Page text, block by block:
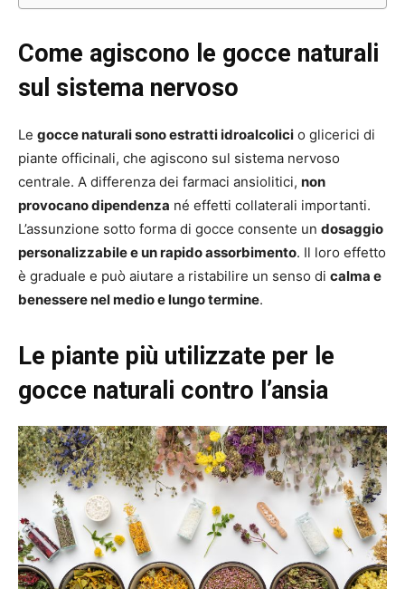
Come agiscono le gocce naturali
sul sistema nervoso
Le gocce naturali sono estratti idroalcolici o glicerici di
piante officinali, che agiscono sul sistema nervoso
centrale. A differenza dei farmaci ansiolitici, non
provocano dipendenza né effetti collaterali importanti.
L’assunzione sotto forma di gocce consente un dosaggio
personalizzabile e un rapido assorbimento. Il loro effetto
è graduale e può aiutare a ristabilire un senso di calma e
benessere nel medio e lungo termine.
Le piante più utilizzate per le
gocce naturali contro l’ansia